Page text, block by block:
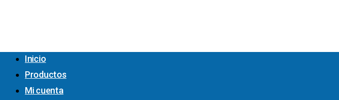
Inicio
Productos
Mi cuenta